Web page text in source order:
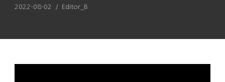
2022-08-02 / Editor_B